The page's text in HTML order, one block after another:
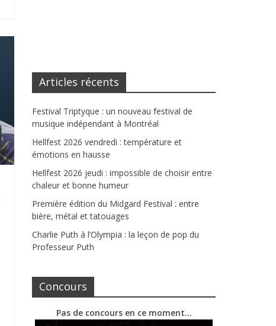
Articles récents
Festival Triptyque : un nouveau festival de
musique indépendant à Montréal
Hellfest 2026 vendredi : température et
émotions en hausse
Hellfest 2026 jeudi : impossible de choisir entre
chaleur et bonne humeur
Première édition du Midgard Festival : entre
bière, métal et tatouages
Charlie Puth à l’Olympia : la leçon de pop du
Professeur Puth
Concours
Pas de concours en ce moment…